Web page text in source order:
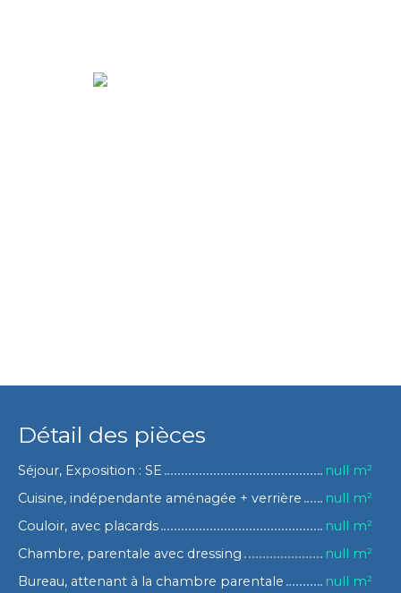
Détail des pièces
Séjour, Exposition : SE
null m²
Cuisine, indépendante aménagée + verrière
null m²
Couloir, avec placards
null m²
Chambre, parentale avec dressing
null m²
Bureau, attenant à la chambre parentale
null m²